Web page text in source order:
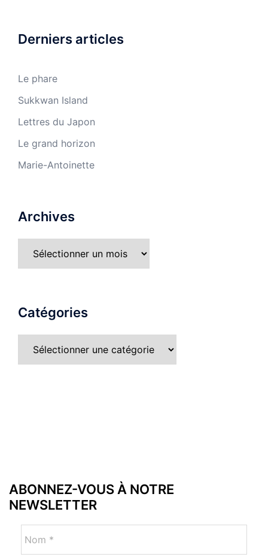
Derniers articles
Le phare
Sukkwan Island
Lettres du Japon
Le grand horizon
Marie-Antoinette
Archives
Catégories
ABONNEZ-VOUS À NOTRE
NEWSLETTER